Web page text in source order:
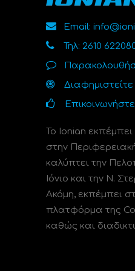
Email:
Τηλ: 2610
Το Ionian
στην
καλύπτει την
Ιόνιο και την Ν.
Ακόμη, εκπέμπει
πλατφόρμα της
καθώς και